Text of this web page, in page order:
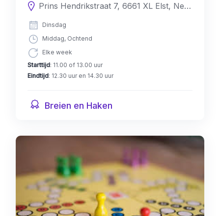
Prins Hendrikstraat 7, 6661 XL Elst, Nederland
Dinsdag
Middag, Ochtend
Elke week
Starttijd: 11.00 of 13.00 uur
Eindtijd: 12.30 uur en 14.30 uur
Breien en Haken